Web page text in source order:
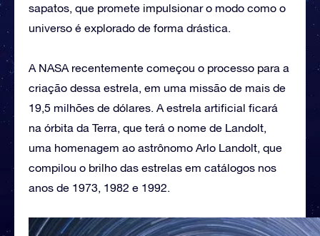
sapatos, que promete impulsionar o modo como o
universo é explorado de forma drástica.
A NASA recentemente começou o processo para a
criação dessa estrela, em uma missão de mais de
19,5 milhões de dólares. A estrela artificial ficará
na órbita da Terra, que terá o nome de Landolt,
uma homenagem ao astrônomo Arlo Landolt, que
compilou o brilho das estrelas em catálogos nos
anos de 1973, 1982 e 1992.